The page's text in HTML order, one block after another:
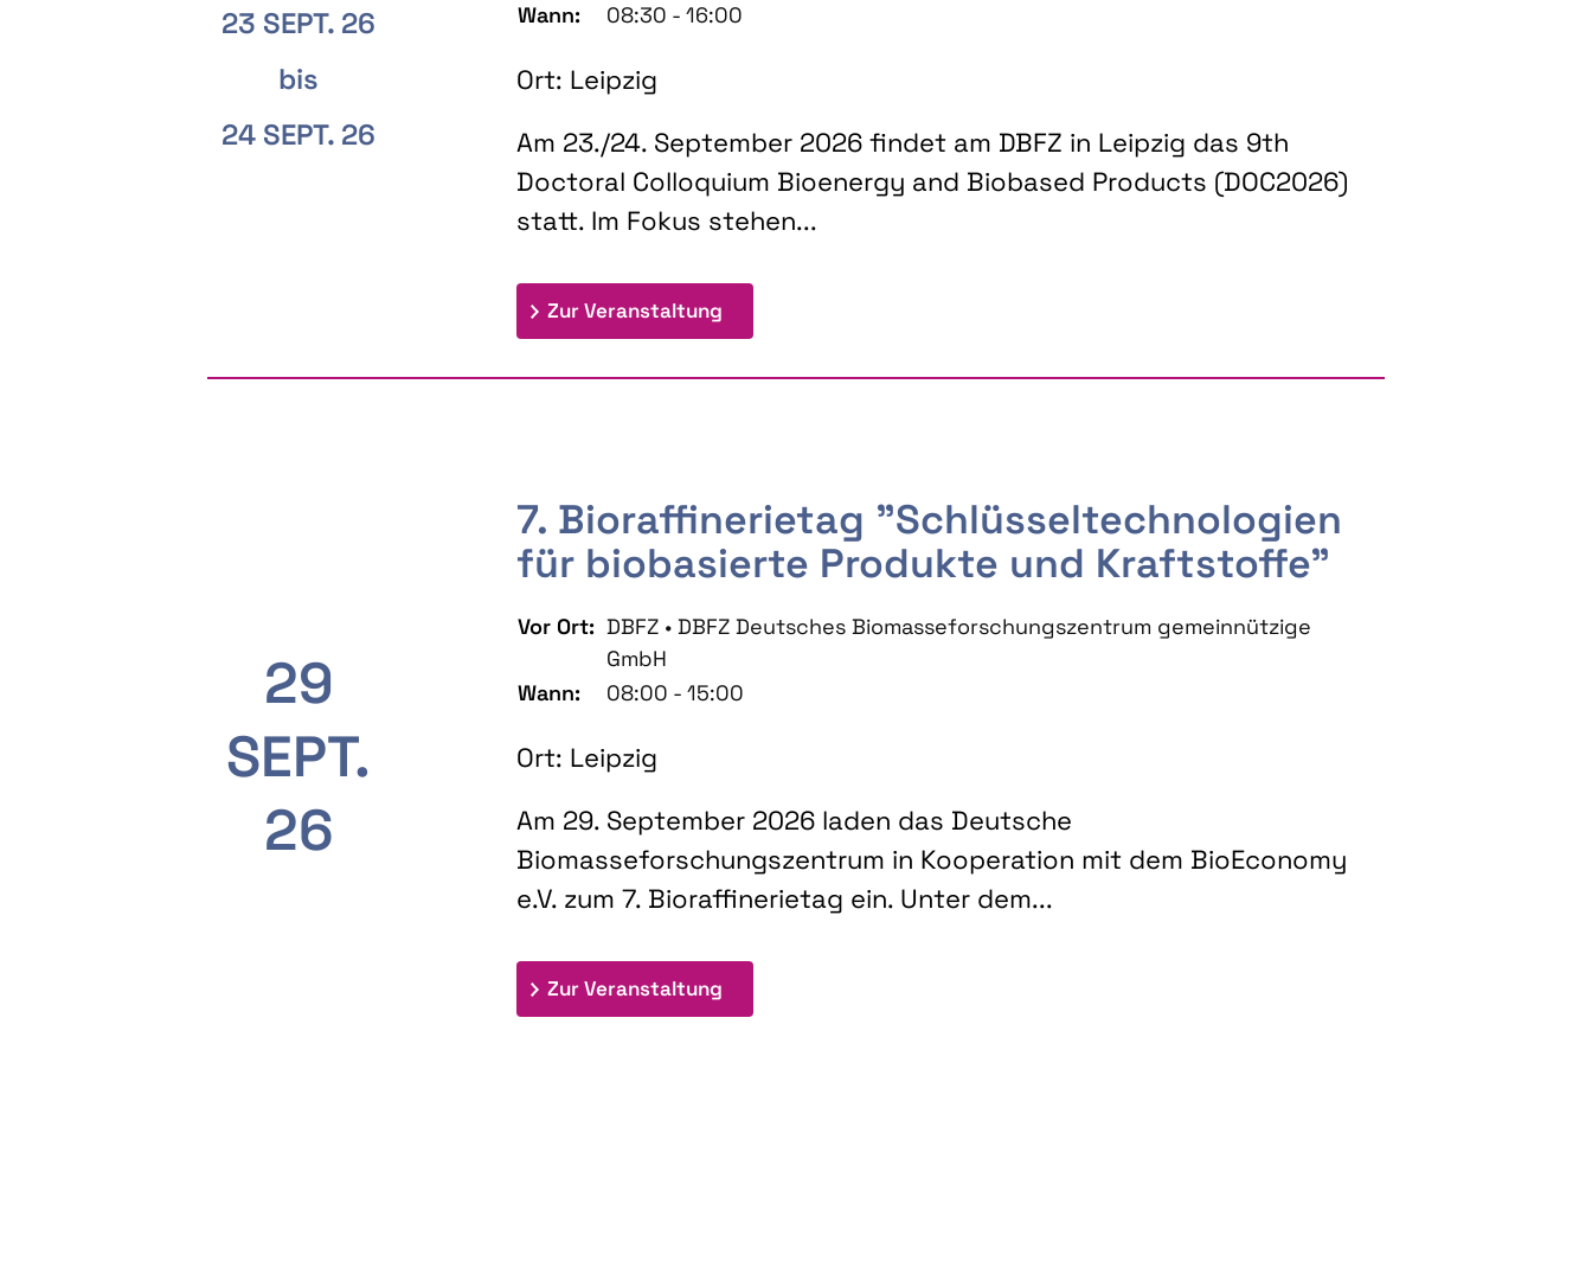
23 SEPT. 26
bis
24 SEPT. 26
Wann:
08:30 - 16:00
Ort: Leipzig
Am 23./24. September 2026 findet am DBFZ in Leipzig das 9th
Doctoral Colloquium Bioenergy and Biobased Products (DOC2026)
statt. Im Fokus stehen...
Zur Veranstaltung: 9th Doctoral Colloquium BIOENERGY AND BIOBASED PRODUCTS
29
SEPT.
26
7. Bioraffinerietag "Schlüsseltechnologien
für biobasierte Produkte und Kraftstoffe"
Vor Ort: DBFZ • DBFZ Deutsches Biomasseforschungszentrum gemeinnützige
GmbH
Wann:
08:00 - 15:00
Ort: Leipzig
Am 29. September 2026 laden das Deutsche
Biomasseforschungszentrum in Kooperation mit dem BioEconomy
e.V. zum 7. Bioraffinerietag ein. Unter dem...
Zur Veranstaltung: 7. Bioraffinerietag "Schlüsseltechnologien für biobasierte Produkte und Kraftstoffe"